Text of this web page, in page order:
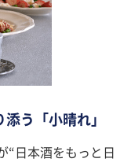
う「小晴れ」
“日本酒をもっと日